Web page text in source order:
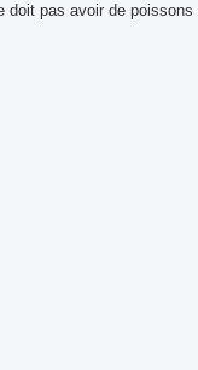
doit pas avoir de poissons